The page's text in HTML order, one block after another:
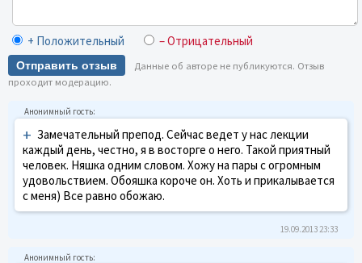
+ Положительный – Отрицательный
Отправить отзыв
Данные об авторе не публикуются. Отзыв
проходит модерацию.
+ Замечательный препод. Сейчас ведет у нас лекции
каждый день, честно, я в восторге о него. Такой приятный
человек. Няшка одним словом. Хожу на пары с огромным
удовольствием. Обояшка короче он. Хоть и прикалывается
с меня) Все равно обожаю.
19.09.2013 23:33